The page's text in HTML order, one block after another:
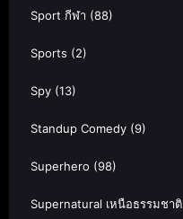
Sport กีฬา (88)
Sports (2)
Spy (13)
Standup Comedy (9)
Superhero (98)
Supernatural เหนือธรรมชาติ